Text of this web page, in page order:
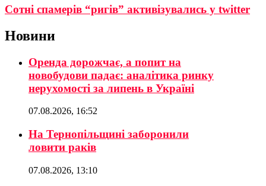
Сотні спамерів “ригів” активізувались у twitter
Новини
Оренда дорожчає, а попит на
новобудови падає: аналітика ринку
нерухомості за липень в Україні
07.08.2026, 16:52
На Тернопільщині заборонили
ловити раків
07.08.2026, 13:10